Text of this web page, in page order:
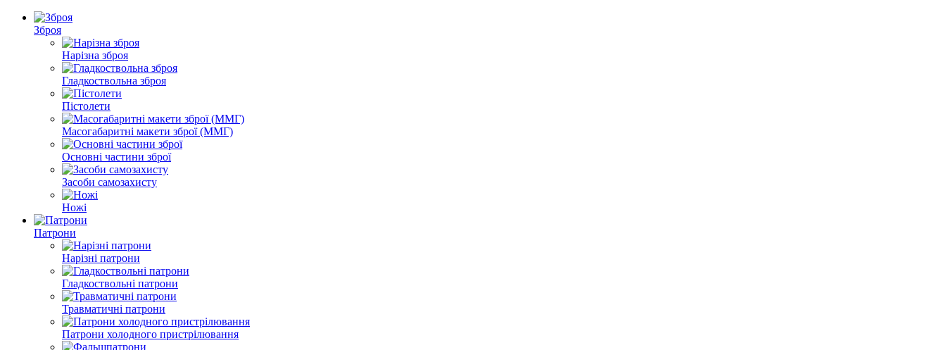
Зброя
Нарізна зброя
Гладкоствольна зброя
Пістолети
Масогабаритні макети зброї (ММГ)
Основні частини зброї
Засоби самозахисту
Ножі
Патрони
Нарізні патрони
Гладкоствольні патрони
Травматичні патрони
Патрони холодного пристрілювання